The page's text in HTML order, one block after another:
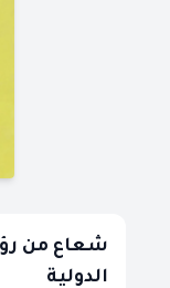
شعاع من
الدولية